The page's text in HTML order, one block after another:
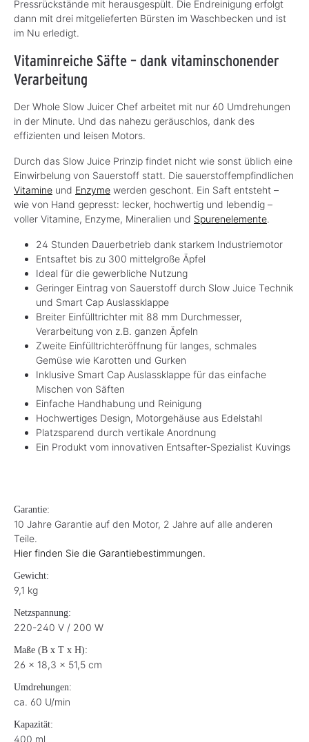
Pressrückstände mit herausgespült. Die Endreinigung erfolgt
dann mit drei mitgelieferten Bürsten im Waschbecken und ist
im Nu erledigt.
Vitaminreiche Säfte – dank vitaminschonender
Verarbeitung
Der Whole Slow Juicer Chef arbeitet mit nur 60 Umdrehungen
in der Minute. Und das nahezu geräuschlos, dank des
effizienten und leisen Motors.
Durch das Slow Juice Prinzip findet nicht wie sonst üblich eine
Einwirbelung von Sauerstoff statt. Die sauerstoffempfindlichen
Vitamine und Enzyme werden geschont. Ein Saft entsteht –
wie von Hand gepresst: lecker, hochwertig und lebendig –
voller Vitamine, Enzyme, Mineralien und Spurenelemente.
24 Stunden Dauerbetrieb dank starkem Industriemotor
Entsaftet bis zu 300 mittelgroße Äpfel
Ideal für die gewerbliche Nutzung
Geringer Eintrag von Sauerstoff durch Slow Juice Technik
und Smart Cap Auslassklappe
Breiter Einfülltrichter mit 88 mm Durchmesser,
Verarbeitung von z.B. ganzen Äpfeln
Zweite Einfülltrichteröffnung für langes, schmales
Gemüse wie Karotten und Gurken
Inklusive Smart Cap Auslassklappe für das einfache
Mischen von Säften
Einfache Handhabung und Reinigung
Hochwertiges Design, Motorgehäuse aus Edelstahl
Platzsparend durch vertikale Anordnung
Ein Produkt vom innovativen Entsafter-Spezialist Kuvings
Garantie:
10 Jahre Garantie auf den Motor, 2 Jahre auf alle anderen
Teile.
Hier finden Sie die Garantiebestimmungen.
Gewicht:
9,1 kg
Netzspannung:
220-240 V / 200 W
Maße (B x T x H):
26 x 18,3 x 51,5 cm
Umdrehungen:
ca. 60 U/min
Kapazität:
400 ml